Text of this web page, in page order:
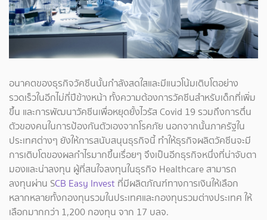
อนาคตของธุรกิจวัคซีนนั้นกำลังสดใสและมีแนวโน้มเติบโตอย่าง
รวดเร็วในอีกไม่กี่ปีข้างหน้า ทั้งความต้องการวัคซีนสำหรับเด็กที่เพิ่ม
ขึ้น และการพัฒนาวัคซีนเพื่อหยุดยั้งไวรัส Covid 19 รวมถึงการตื่น
ตัวของคนในการป้องกันตัวเองจากโรคภัย นอกจากนั้นภาครัฐใน
ประเทศต่างๆ ยังให้การสนับสนุนธุรกิจนี้ ทำให้ธุรกิจผลิตวัคซีนจะมี
การเติบโตของผลกำไรมากขึ้นเรื่อยๆ จึงเป็นอีกธุรกิจหนึ่งที่น่าจับตา
มองและน่าลงทุน ผู้ที่สนใจลงทุนในธุรกิจ Healthcare สามารถ
ลงทุนผ่าน SCB Easy Invest ที่มีผลิตภัณฑ์ทางการเงินให้เลือก
หลากหลายทั้งกองทุนรวมในประเทศและกองทุนรวมต่างประเทศ ให้
เลือกมากกว่า 1,200 กองทุน จาก 17 บลจ.